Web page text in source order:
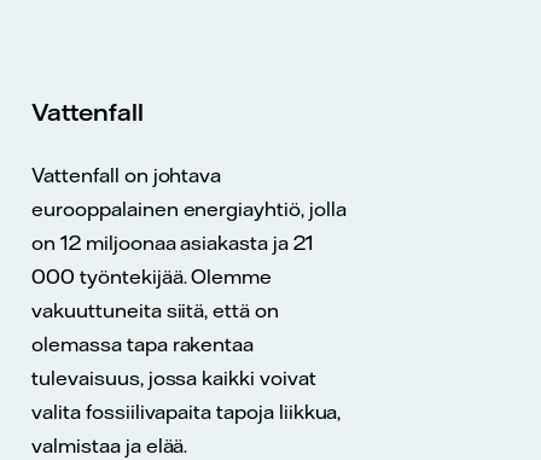
Vattenfall
Vattenfall on johtava
eurooppalainen energiayhtiö, jolla
on 12 miljoonaa asiakasta ja 21
000 työntekijää. Olemme
vakuuttuneita siitä, että on
olemassa tapa rakentaa
tulevaisuus, jossa kaikki voivat
valita fossiilivapaita tapoja liikkua,
valmistaa ja elää.